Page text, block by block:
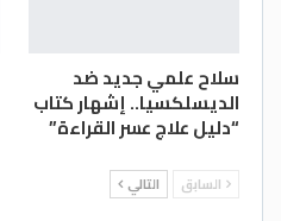
سلاح علمي جديد ضد
الديسلكسيا.. إشهار كتاب
“دليل علاج عسر القراءة”
السابق التالي